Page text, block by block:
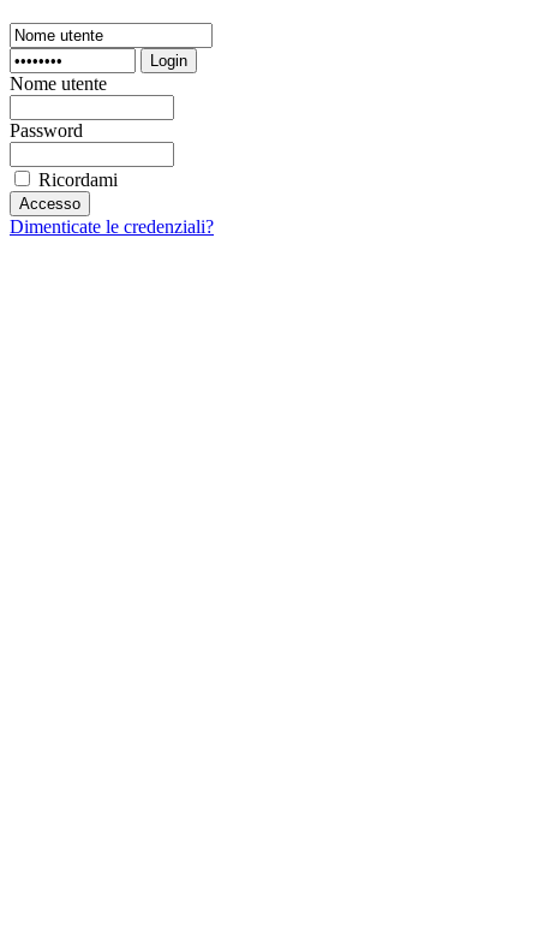
Login
Nome utente
Password
Ricordami
Dimenticate le credenziali?